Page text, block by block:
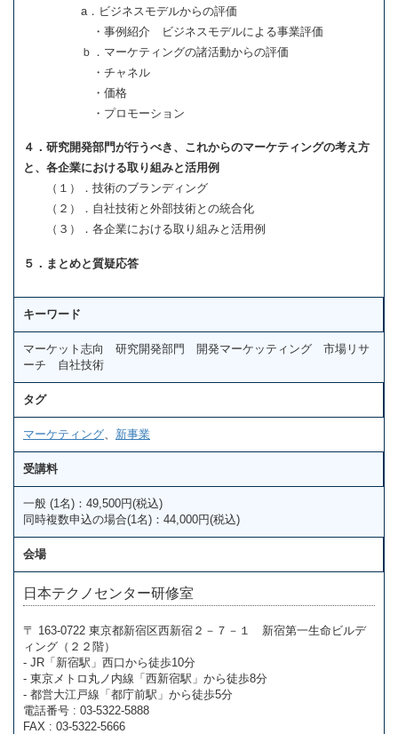
a．ビジネスモデルからの評価
・事例紹介 ビジネスモデルによる事業評価
ｂ．マーケティングの諸活動からの評価
・チャネル
・価格
・プロモーション
４．研究開発部門が行うべき、これからのマーケティングの考え方
と、各企業における取り組みと活用例
（１）．技術のブランディング
（２）．自社技術と外部技術との統合化
（３）．各企業における取り組みと活用例
５．まとめと質疑応答
キーワード
マーケット志向 研究開発部門 開発マーケッティング 市場リサ
ーチ 自社技術
タグ
マーケティング 新事業
受講料
一般 (1名)：49,500円(税込)
同時複数申込の場合(1名)：44,000円(税込)
会場
日本テクノセンター研修室
〒 163-0722 東京都新宿区西新宿２－７－１ 新宿第一生命ビルデ
ィング（２２階）
- JR「新宿駅」西口から徒歩10分
- 東京メトロ丸ノ内線「西新宿駅」から徒歩8分
- 都営大江戸線「都庁前駅」から徒歩5分
電話番号 : 03-5322-5888
FAX : 03-5322-5666